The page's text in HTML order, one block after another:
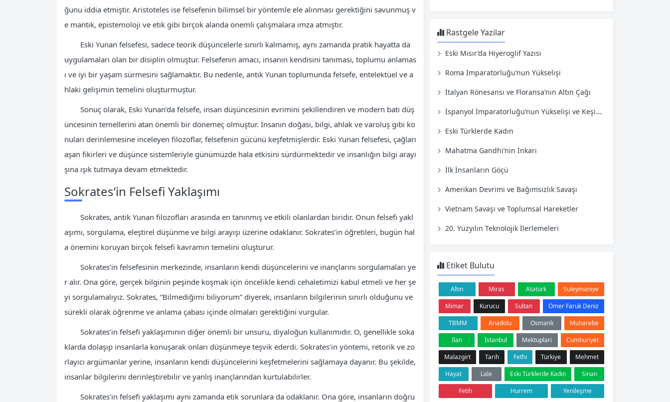
ğunu iddia etmiştir. Aristoteles ise felsefenin bilimsel bir yöntemle ele alınması gerektiğini savunmuş v
e mantık, epistemoloji ve etik gibi birçok alanda önemli çalışmalara imza atmıştır.
Eski Yunan felsefesi, sadece teorik düşüncelerle sınırlı kalmamış, aynı zamanda pratik hayatta da
uygulamaları olan bir disiplin olmuştur. Felsefenin amacı, insanın kendisini tanıması, toplumu anlamas
ı ve iyi bir yaşam sürmesini sağlamaktır. Bu nedenle, antik Yunan toplumunda felsefe, entelektüel ve a
hlaki gelişimin temelini oluşturmuştur.
Sonuç olarak, Eski Yunan’da felsefe, insan düşüncesinin evrimini şekillendiren ve modern batı düş
üncesinin temellerini atan önemli bir dönemeç olmuştur. İnsanın doğası, bilgi, ahlak ve varoluş gibi ko
nuları derinlemesine inceleyen filozoflar, felsefenin gücünü keşfetmişlerdir. Eski Yunan felsefesi, çağları
aşan fikirleri ve düşünce sistemleriyle günümüzde hala etkisini sürdürmektedir ve insanlığın bilgi arayı
şına ışık tutmaya devam etmektedir.
Sokrates’in Felsefi Yaklaşımı
Sokrates, antik Yunan filozofları arasında en tanınmış ve etkili olanlardan biridir. Onun felsefi yakl
aşımı, sorgulama, eleştirel düşünme ve bilgi arayışı üzerine odaklanır. Sokrates’in öğretileri, bugün hal
a önemini koruyan birçok felsefi kavramın temelini oluşturur.
Sokrates’in felsefesinin merkezinde, insanların kendi düşüncelerini ve inançlarını sorgulamaları ye
r alır. Ona göre, gerçek bilginin peşinde koşmak için öncelikle kendi cehaletimizi kabul etmeli ve her şe
yi sorgulamalıyız. Sokrates, “Bilmediğimi biliyorum” diyerek, insanların bilgilerinin sınırlı olduğunu ve
sürekli olarak öğrenme ve anlama çabası içinde olmaları gerektiğini vurgular.
Sokrates’in felsefi yaklaşımının diğer önemli bir unsuru, diyaloğun kullanımıdır. O, genellikle soka
klarda dolaşıp insanlarla konuşarak onları düşünmeye teşvik ederdi. Sokrates’in yöntemi, retorik ve zo
rlayıcı argümanlar yerine, insanların kendi düşüncelerini keşfetmelerini sağlamaya dayanır. Bu şekilde,
insanlar bilgilerini derinleştirebilir ve yanlış inançlarından kurtulabilirler.
Sokrates’in felsefi yaklaşımı aynı zamanda etik sorunlara da odaklanır. Ona göre, insanların doğru
Rastgele Yazilar
Eski Mısır’da Hiyeroglif Yazısı
Roma İmparatorluğu’nun Yükselişi
İtalyan Rönesansı ve Floransa’nın Altın Çağı
İspanyol İmparatorluğu’nun Yükselişi ve Keşifler
Eski Türklerde Kadın
Mahatma Gandhi’nin İnkarı
İlk İnsanların Göçü
Amerikan Devrimi ve Bağımsızlık Savaşı
Vietnam Savaşı ve Toplumsal Hareketler
20. Yüzyılın Teknolojik İlerlemeleri
Etiket Bulutu
Altın Miras Atatürk
Suleymaniye
Mimar
Kurucu Sultan
Ömer Faruk Deniz
TBMM
Anadolu Osmanlı
Muharebe
Ilan
İstanbul Mektuplari
Cumhuriyet
Malazgirt
Tarih Fethi Türkiye
Mehmet
Hayat
Lale Eski Türklerde Kadın
Sinan
Fetih
Hurrem Yenileşme